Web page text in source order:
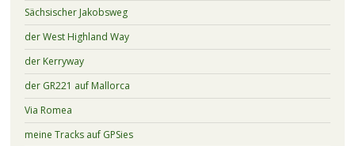
Sächsischer Jakobsweg
der West Highland Way
der Kerryway
der GR221 auf Mallorca
Via Romea
meine Tracks auf GPSies